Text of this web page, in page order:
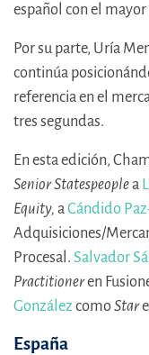
español con el
Por su parte, Uría
continúa
referencia en el
tres segundas.
En esta edición,
Senior Statespeoplea
Equity, aCándido
Adquisiciones/
Procesal. Salvador
Practitioneren
González comoStar
España